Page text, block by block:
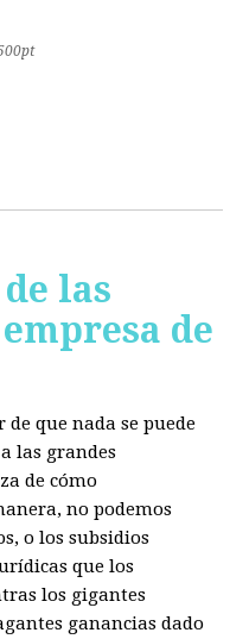
las
de
de que nada se puede
las grandes
de cómo
no podemos
o los subsidios
que los
los gigantes
ganancias dado